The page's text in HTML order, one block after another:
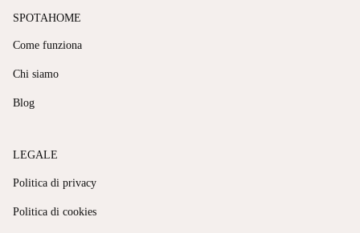
SPOTAHOME
Come funziona
Chi siamo
Blog
LEGALE
Politica di privacy
Politica di cookies